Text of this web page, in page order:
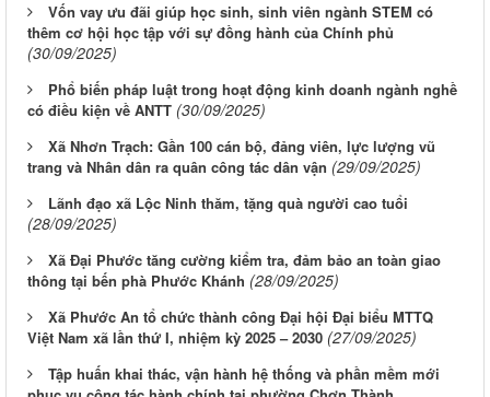
Vốn vay ưu đãi giúp học sinh, sinh viên ngành STEM có
thêm cơ hội học tập với sự đồng hành của Chính phủ
(30/09/2025)
Phổ biến pháp luật trong hoạt động kinh doanh ngành nghề
có điều kiện về ANTT (30/09/2025)
Xã Nhơn Trạch: Gần 100 cán bộ, đảng viên, lực lượng vũ
trang và Nhân dân ra quân công tác dân vận (29/09/2025)
Lãnh đạo xã Lộc Ninh thăm, tặng quà người cao tuổi
(28/09/2025)
Xã Đại Phước tăng cường kiểm tra, đảm bảo an toàn giao
thông tại bến phà Phước Khánh (28/09/2025)
Xã Phước An tổ chức thành công Đại hội Đại biểu MTTQ
Việt Nam xã lần thứ I, nhiệm kỳ 2025 – 2030 (27/09/2025)
Tập huấn khai thác, vận hành hệ thống và phần mềm mới